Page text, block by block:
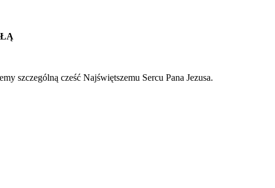
szczególną cześć Najświętszemu Sercu Pana Jezusa.